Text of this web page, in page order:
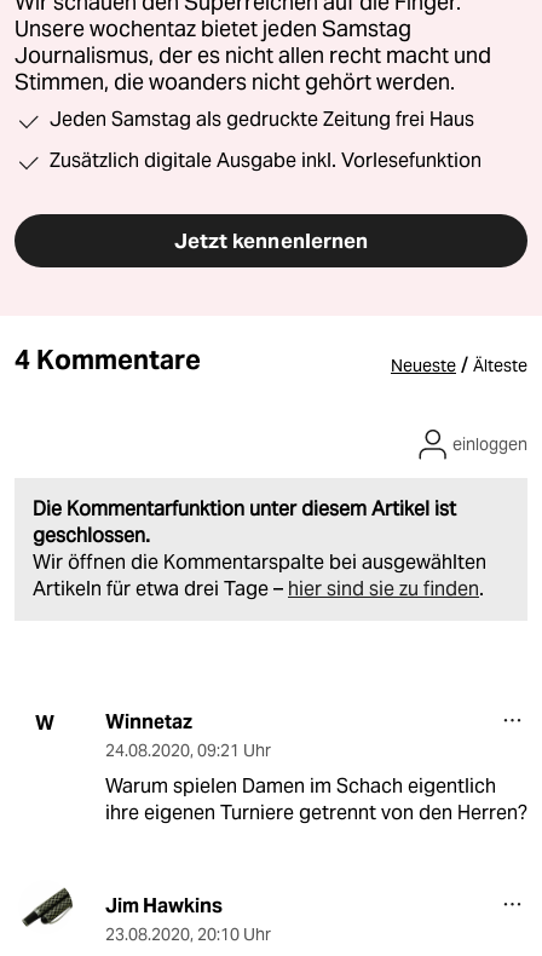
Unsere wochentaz bietet jeden Samstag
Journalismus, der es nicht allen recht macht und
Stimmen, die woanders nicht gehört werden.
Jeden Samstag als gedruckte Zeitung frei Haus
Zusätzlich digitale Ausgabe inkl. Vorlesefunktion
Jetzt kennenlernen
4 Kommentare Neueste / Älteste
Die Kommentarfunktion unter diesem Artikel ist
geschlossen.
Wir öffnen die Kommentarspalte bei ausgewählten
Artikeln für etwa drei Tage – hier sind sie zu finden.
einloggen
W Winnetaz
24.08.2020, 09:21 Uhr
Warum spielen Damen im Schach eigentlich
ihre eigenen Turniere getrennt von den Herren?
Jim Hawkins
23.08.2020, 20:10 Uhr